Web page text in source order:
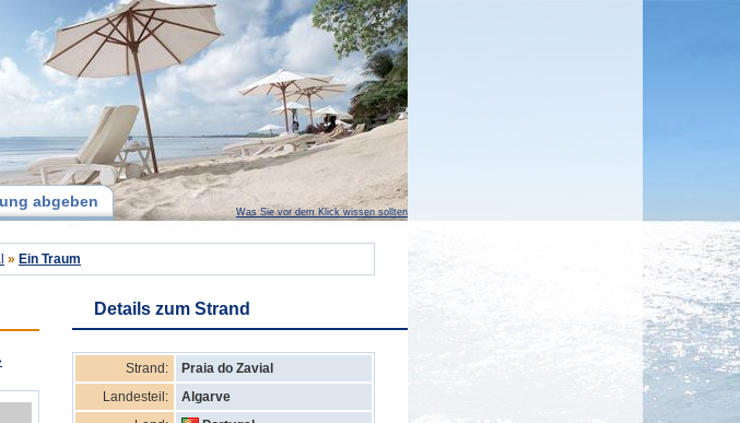
abgeben
Was Sie vor dem Klick wissen sollten
» Ein Traum
Details zum Strand
Strand:
Praia do Zavial
Landesteil:
Algarve